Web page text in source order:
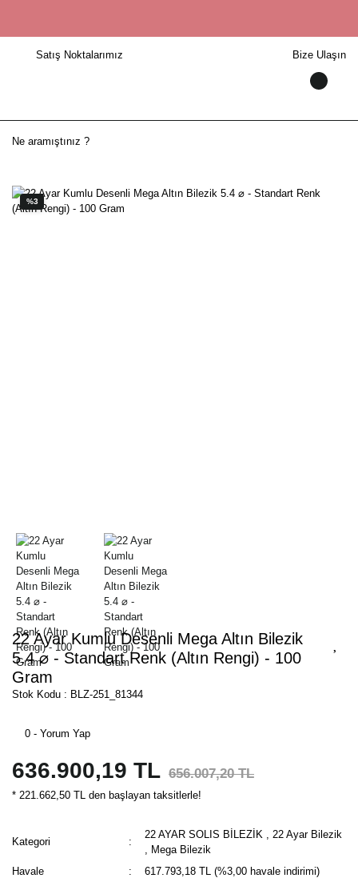
Satış Noktalarımız Bize Ulaşın
%3
22 Ayar Kumlu Desenli Mega Altın Bilezik
5.4 ⌀ - Standart Renk (Altın Rengi) - 100
Gram
Stok Kodu : BLZ-251_81344
0 - Yorum Yap
636.900,19 TL 656.007,20 TL
* 221.662,50 TL den başlayan taksitlerle!
Kategori
22 AYAR SOLIS BİLEZİK
22 Ayar Bilezik
Mega Bilezik
Havale
617.793,18 TL (%3,00 havale indirimi)